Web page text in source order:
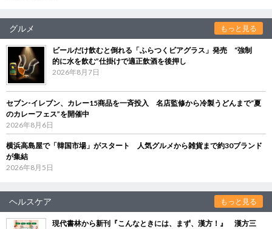
グルメ もっと見る
ビールだけ飲むと倒れる「ふらつくビアグラス」発売 “強制
的に水を飲む”仕掛けで適正飲酒を後押し
2026年8月7日
セブン‐イレブン、カレー15商品を一斉投入 名店監修から冷製うどんまで“夏
のカレーフェス”を開催中
2026年8月6日
横浜高島屋で「韓国市場」がスタート 人気グルメから雑貨まで約30ブランド
が集結
2026年8月5日
ヘルスケア もっと見る
現代書林から新刊『こんなときには、まず、漢方！』 漢方三